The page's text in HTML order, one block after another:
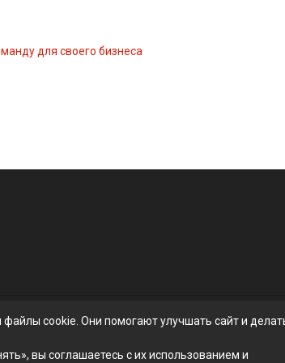
для своего бизнеса
cookie. Они помогают улучшать сайт и
вы соглашаетесь с их использованием и